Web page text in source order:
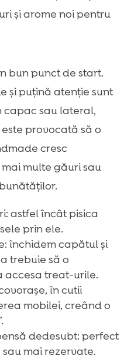
și arome noi pentru
bun punct de start.
și puțină atenție sunt
capac sau lateral,
provocată să o
cresc
multe găuri sau
astfel încât pisica
prin ele.
închidem capătul și
trebuie să o
accesa treat-urile.
în cutii
mobilei, creând o
dedesubt: perfect
mai rezervate.